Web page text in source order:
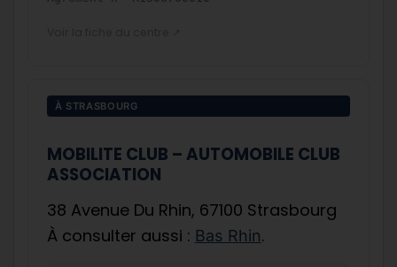
À STRASBOURG
MOBILITE CLUB – AUTOMOBILE CLUB
ASSOCIATION
38 Avenue Du Rhin, 67100 Strasbourg
À consulter aussi : Bas Rhin.